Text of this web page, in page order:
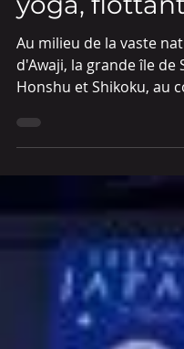
karate, zazen
yoga,
Au milieu de la vaste
d'Awaji, la grande île de